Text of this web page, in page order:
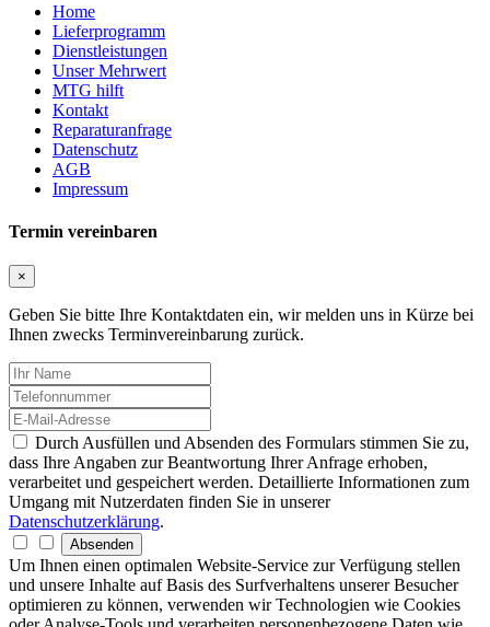
Home
Lieferprogramm
Dienstleistungen
Unser Mehrwert
MTG hilft
Kontakt
Reparaturanfrage
Datenschutz
AGB
Impressum
Termin vereinbaren
×
Geben Sie bitte Ihre Kontaktdaten ein, wir melden uns in Kürze bei
Ihnen zwecks Terminvereinbarung zurück.
Durch Ausfüllen und Absenden des Formulars stimmen Sie zu,
dass Ihre Angaben zur Beantwortung Ihrer Anfrage erhoben,
verarbeitet und gespeichert werden. Detaillierte Informationen zum
Umgang mit Nutzerdaten finden Sie in unserer
Datenschutzerklärung.
Absenden
Um Ihnen einen optimalen Website-Service zur Verfügung stellen
und unsere Inhalte auf Basis des Surfverhaltens unserer Besucher
optimieren zu können, verwenden wir Technologien wie Cookies